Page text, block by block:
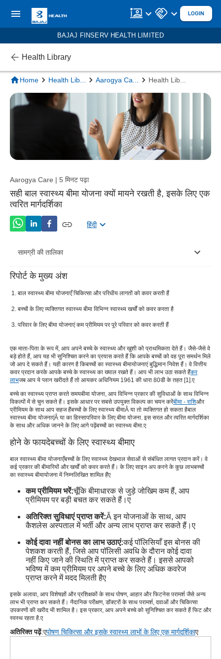
LOGIN
BAJAJ FINSERV HEALTH LIMITED
Health Library
Home Health Lib Aarogya Ca Health Lib
Aarogya Care | 5 मिनट पढ़ा
सही बाल स्वास्थ्य बीमा योजना क्यों मायने रखती है, इसके लिए एक
त्वरित मार्गदर्शिका
हिंदी
सामग्री की तालिका
होने के फायदेबच्चों के लिए स्वास्थ्य बीमाए
बीमाए
के लिए एक मार्गदर्शकनवजात शिशु के लिए स्वास्थ्य बीमाए
रिपोर्ट के मुख्य अंश
बाल स्वास्थ्य बीमा योजनाएँ चिकित्सा और परिधीय लागतों को कवर करती हैं
बच्चों के लिए व्यक्तिगत स्वास्थ्य बीमा विभिन्न स्वास्थ्य खर्चों को कवर करता है
परिवार के लिए बीमा योजनाएं कम प्रीमियम पर पूरे परिवार को कवर करती हैं
एक माता-पिता के रूप में, आप अपने बच्चे के स्वास्थ्य और खुशी को प्राथमिकता देते हैं। जैसे-जैसे वे
बड़े होते हैं, आप यह भी सुनिश्चित करने का प्रयास करते हैं कि आपके बच्चों को वह पूरा समर्थन मिले
जो आप दे सकते हैं। यही कारण है किबच्चों का स्वास्थ्य बीमायोजनाएं बुद्धिमान निवेश हैं। वे वित्तीय
कवर प्रदान करके आपके बच्चे के स्वास्थ्य का ख्याल रखते हैं। आप भी लाभ उठा सकते हैंकर
लाभजब आप ये प्लान खरीदते हैं तो आयकर अधिनियम 1961 की धारा 80डी के तहत [1].ए
बच्चे का स्वास्थ्य प्राप्त करते समयबीमा योजना, आप विभिन्न प्रकार की सुविधाओं के साथ विभिन्न
विकल्पों में से चुन सकते हैं। इसके आधार पर सबसे उपयुक्त विकल्प का चयन करेंबीमा - राशिऔर
प्रीमियम के साथ आप सहज हैंबच्चों के लिए स्वास्थ्य बीमाÂ या तो व्यक्तिगत हो सकता हैबाल
स्वास्थ्य बीमा योजनाएंÂ या का हिस्सापरिवार के लिए बीमा योजना. इस सरल और त्वरित मार्गदर्शिका
के साथ और अधिक जानने के लिए आगे पढ़ेंबच्चों का स्वास्थ्य बीमा.ए
होने के फायदेबच्चों के लिए स्वास्थ्य बीमाए
बाल स्वास्थ्य बीमा योजनाएँबच्चों के लिए स्वास्थ्य देखभाल सेवाओं से संबंधित लागत प्रदान करें। वे
कई प्रकार की बीमारियों और खर्चों को कवर करते हैं। के लिए साइन अप करने के कुछ लाभबच्चों
का स्वास्थ्य बीमायोजना में निम्नलिखित शामिल हैंए
कम प्रीमियम भरें:चूँकि बीमाधारक से जुड़े जोखिम कम हैं, आप
प्रीमियम पर बड़ी बचत कर सकते हैं।ए
अतिरिक्त सुविधाएं प्राप्त करें:Â इन योजनाओं के साथ, आप
कैशलेस अस्पताल में भर्ती और अन्य लाभ प्राप्त कर सकते हैं।ए
कोई दावा नहीं बोनस का लाभ उठाएं:कई पॉलिसियाँ इस बोनस की
पेशकश करती हैं, जिसे आप पॉलिसी अवधि के दौरान कोई दावा
नहीं किए जाने की स्थिति में प्राप्त कर सकते हैं। इससे आपको
भविष्य में कम प्रीमियम पर अपने बच्चे के लिए अधिक कवरेज
प्राप्त करने में मदद मिलती हैए
इसके अलावा, आप विशेषज्ञों और प्रशिक्षकों के साथ पोषण, आहार और फिटनेस परामर्श जैसे अन्य
लाभ भी प्राप्त कर सकते हैं। नैदानिक ​​​​परीक्षण, डॉक्टरों के साथ परामर्श, दवाओं और चिकित्सा
उपकरणों की खरीद भी शामिल है। इस प्रकार, आप अपने बच्चे को सुनिश्चित कर सकते हैं फिट और
स्वस्थ रहता है.ए
अतिरिक्त पढ़ें:एपोषण चिकित्सा और इसके स्वास्थ्य लाभों के लिए एक मार्गदर्शिकाए